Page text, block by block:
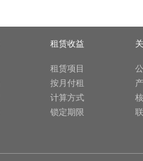
租赁收益
租赁项目
按月付租
计算方式
锁定期限